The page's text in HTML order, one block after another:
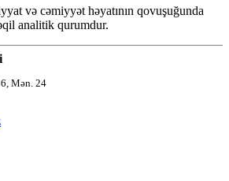
və cəmiyyət həyatının qovuşuğunda
analitik qurumdur.
Mən. 24